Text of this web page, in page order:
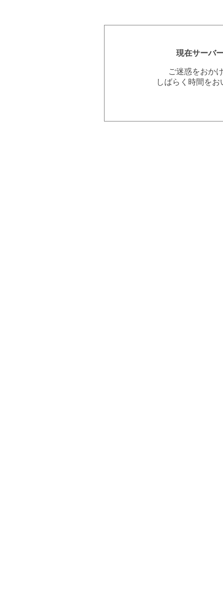
現在サーバ
ご迷惑をおか
しばらく時間を